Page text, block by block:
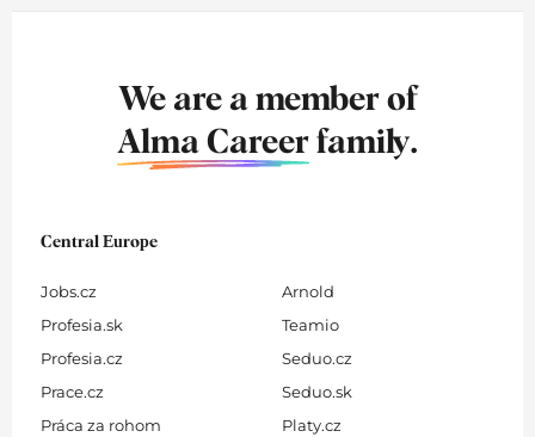
We are a member of
Alma Career family.
Central Europe
Jobs.cz
Profesia.sk
Profesia.cz
Prace.cz
Práca za rohom
Arnold
Teamio
Seduo.cz
Seduo.sk
Platy.cz